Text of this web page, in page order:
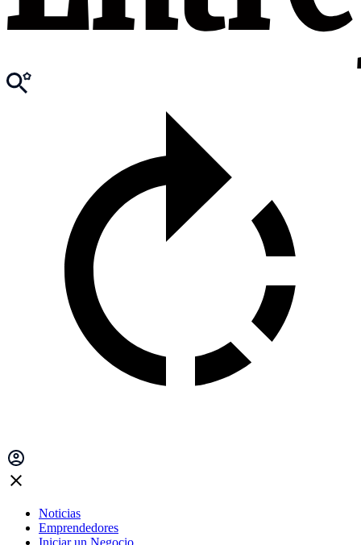
Noticias
Emprendedores
Iniciar un Negocio